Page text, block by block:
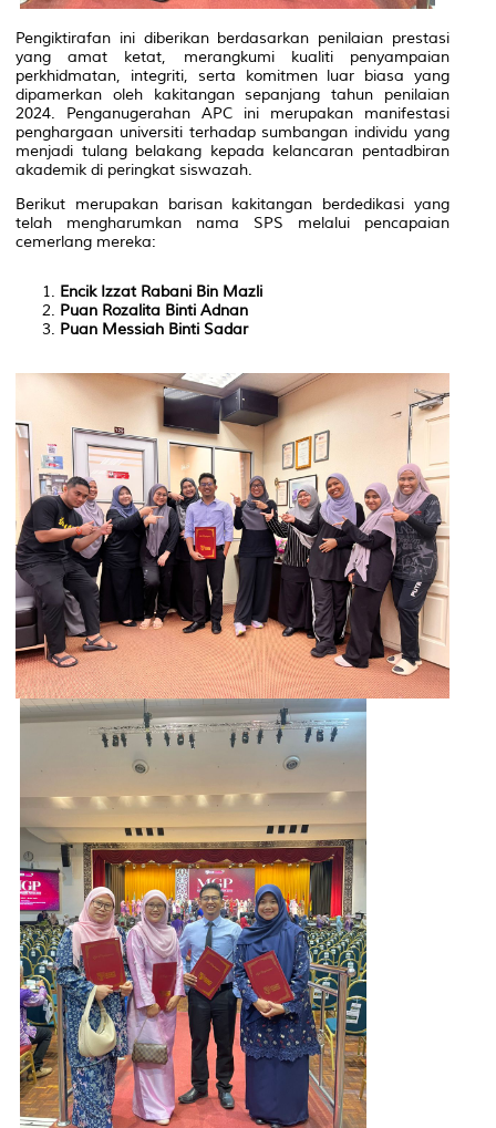
Pengiktirafan ini diberikan berdasarkan penilaian prestasi
yang amat ketat, merangkumi kualiti penyampaian
perkhidmatan, integriti, serta komitmen luar biasa yang
dipamerkan oleh kakitangan sepanjang tahun penilaian
2024. Penganugerahan APC ini merupakan manifestasi
penghargaan universiti terhadap sumbangan individu yang
menjadi tulang belakang kepada kelancaran pentadbiran
akademik di peringkat siswazah.
Berikut merupakan barisan kakitangan berdedikasi yang
telah mengharumkan nama SPS melalui pencapaian
cemerlang mereka:
Encik Izzat Rabani Bin Mazli
Puan Rozalita Binti Adnan
Puan Messiah Binti Sadar